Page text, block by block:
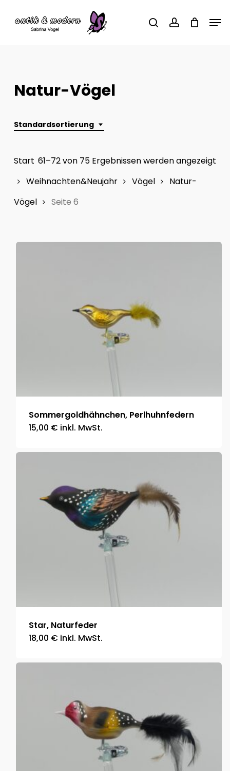
searchaccount
Natur-Vögel
Standardsortierung
61–72 von 75 Ergebnissen werden angezeigt
Start
Weihnachten&Neujahr
Vögel
Natur-
Vögel
Seite 6
Sommergoldhähnchen, Perlhuhnfedern
15,00 € inkl. MwSt.
Star, Naturfeder
18,00 € inkl. MwSt.